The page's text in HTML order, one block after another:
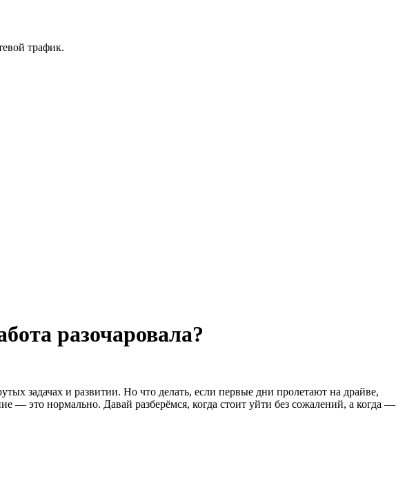
трафик.
разочаровала?
задачах и развитии. Но что делать, если первые дни пролетают на драйве,
— это нормально. Давай разберёмся, когда стоит уйти без сожалений, а когда —